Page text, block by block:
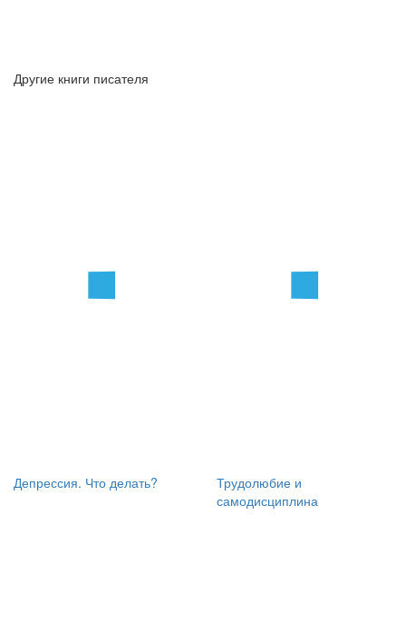
Другие книги писателя
Депрессия. Что делать?
Трудолюбие и
самодисциплина